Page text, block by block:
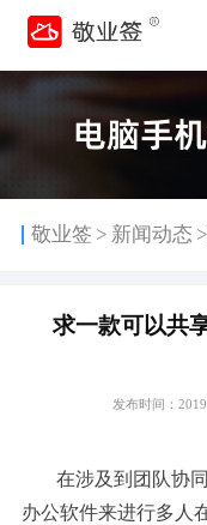
敬业签 > 新闻动态
求一款可以共
发布时间：
在涉及到团队协
办公软件来进行多人